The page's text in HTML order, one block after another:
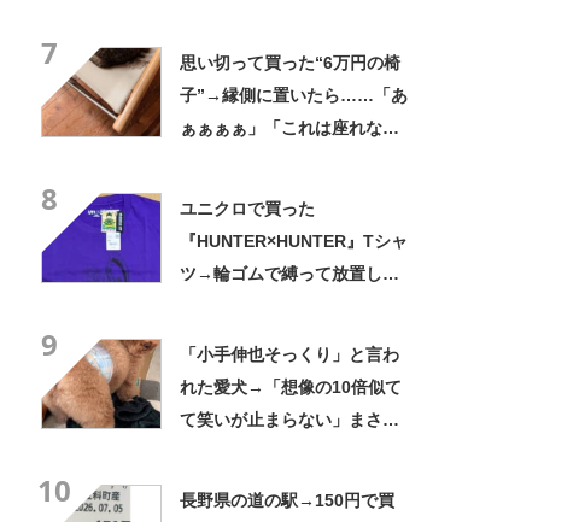
7
思い切って買った“6万円の椅
子”→縁側に置いたら……「あ
ぁぁぁぁ」「これは座れな
8
ユニクロで買った
『HUNTER×HUNTER』Tシャ
ツ→輪ゴムで縛って放置した
9
「小手伸也そっくり」と言わ
れた愛犬→「想像の10倍似て
て笑いが止まらない」まさか
10
長野県の道の駅→150円で買